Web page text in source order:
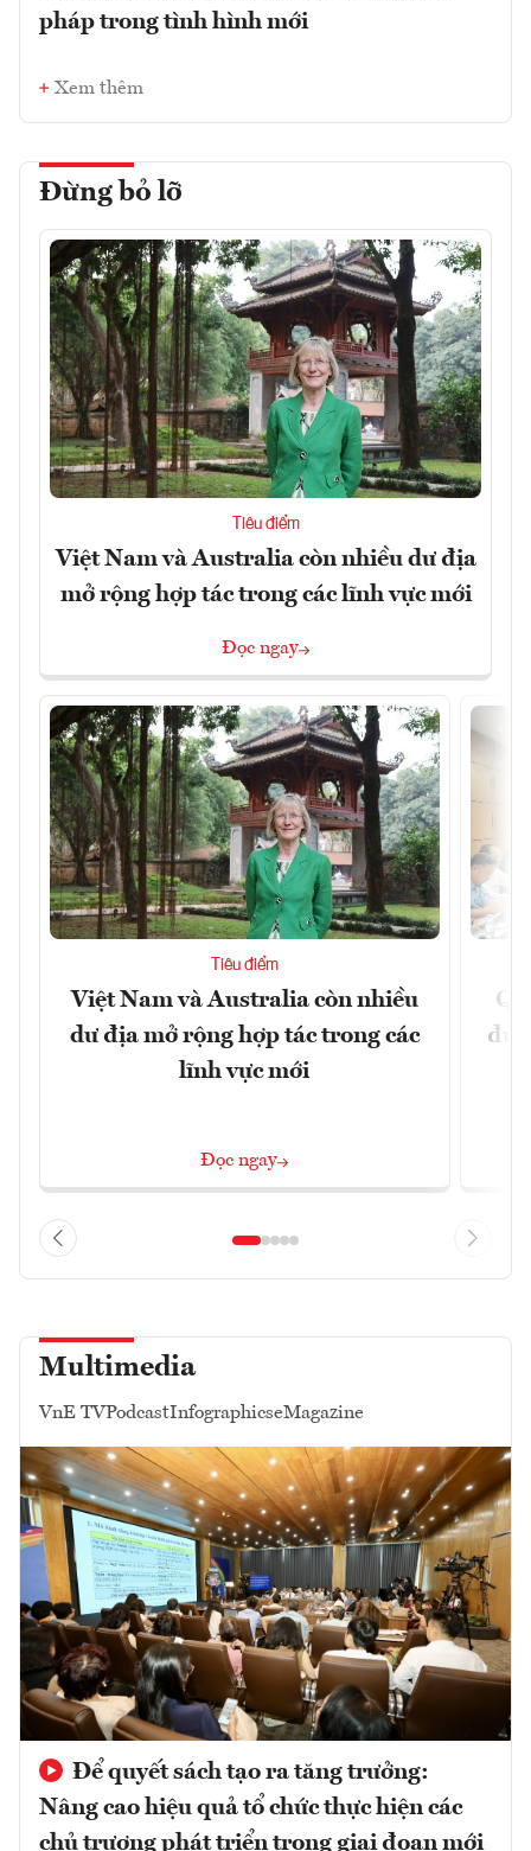
pháp trong tình hình mới
Xem thêm
Đừng bỏ lỡ
Tiêu điểm
Việt Nam và Australia còn nhiều dư địa
mở rộng hợp tác trong các lĩnh vực mới
Đọc ngay
Tiêu điểm
Việt Nam và Australia còn nhiều
dư địa mở rộng hợp tác trong các
lĩnh vực mới
Đọc ngay
đủ
Multimedia
VnE TVPodcastInfographicseMagazine
Để quyết sách tạo ra tăng trưởng:
Nâng cao hiệu quả tổ chức thực hiện các
chủ trương phát triển trong giai đoạn mới